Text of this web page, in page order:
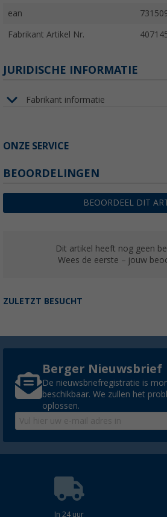
ean
Fabrikant Artikel Nr.
JURIDISCHE INFORMATIE
Fabrikant informatie
ONZE SERVICE
BEOORDELINGEN
BEOORDEEL DIT
Dit artikel heeft nog geen
Wees de eerste – jouw
ZULETZT BESUCHT
Berger Nieuwsbrief
De nieuwsbriefregistratie is
beschikbaar. We zullen het
oplossen.
In 24 uur